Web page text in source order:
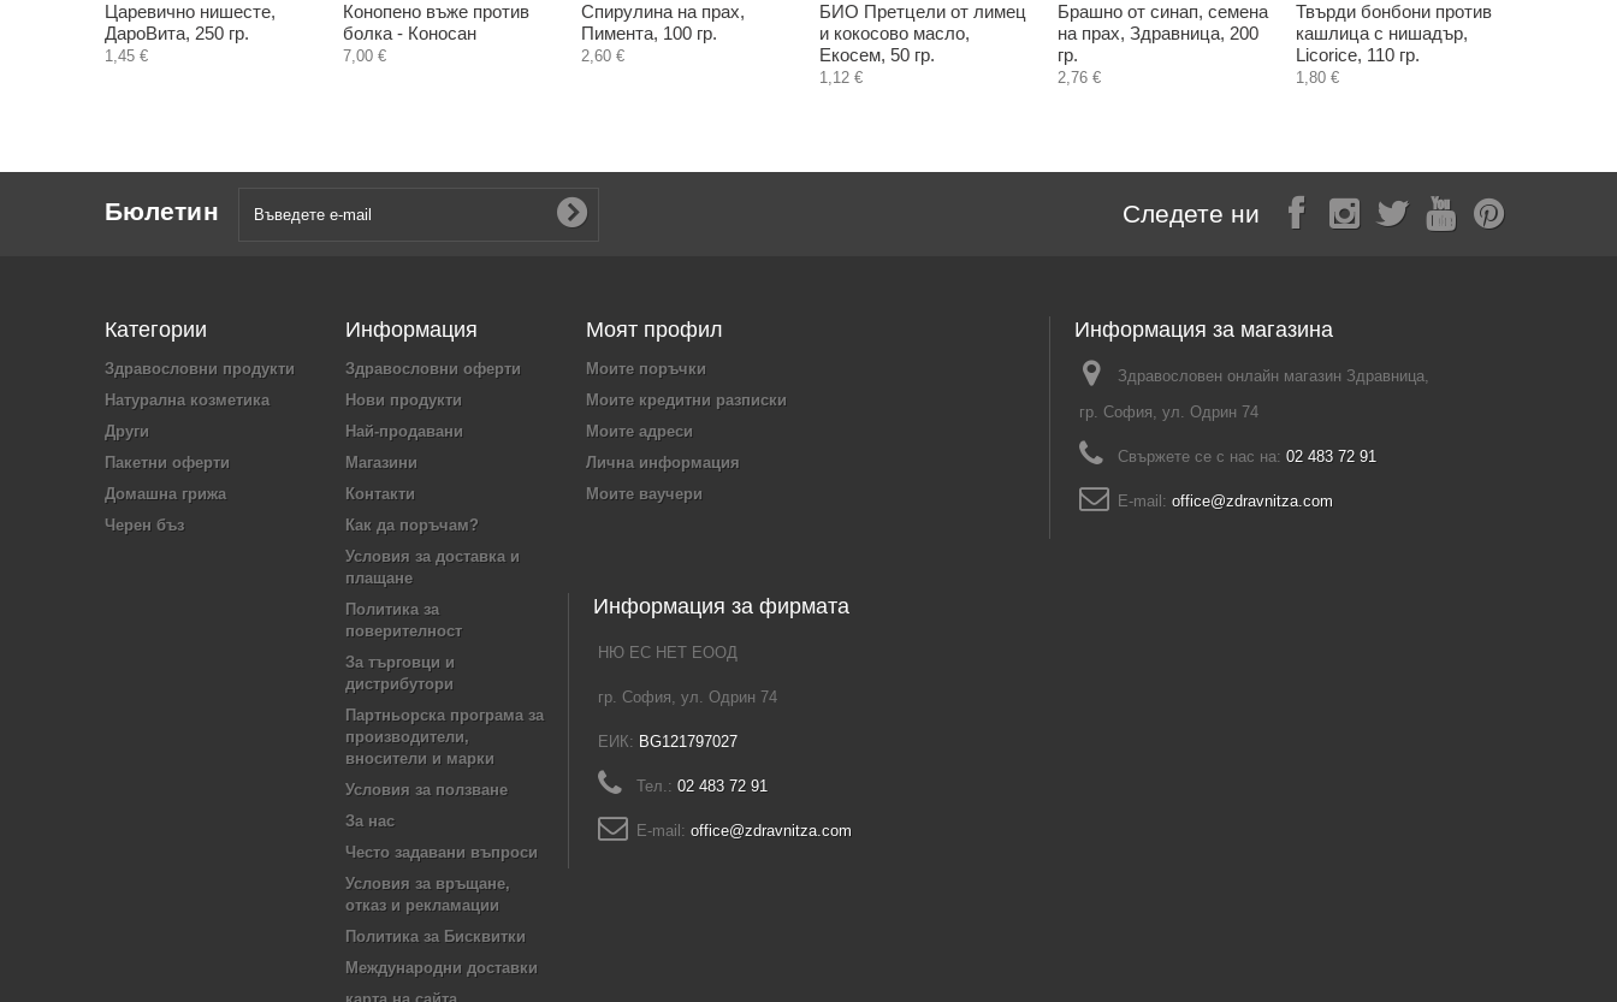
Царевично нишесте,
ДароВита, 250 гр.
1,45 €
Конопено въже против
болка - Коносан
7,00 €
Спирулина на прах,
Пимента, 100 гр.
2,60 €
БИО Претцели от лимец
и кокосово масло,
Екосем, 50 гр.
1,12 €
Брашно от синап, семена
на прах, Здравница, 200
гр.
2,76 €
Твърди бонбони против
кашлица с нишадър,
Licorice, 110 гр.
1,80 €
Бюлетин Следете ни
Категории
Здравословни продукти
Натурална козметика
Други
Пакетни оферти
Домашна грижа
Черен бъз
Информация
Здравословни оферти
Нови продукти
Най-продавани
Магазини
Контакти
Как да поръчам?
Условия за доставка и
плащане
Политика за
поверителност
За търговци и
дистрибутори
Партньорска програма за
производители,
вносители и марки
Условия за ползване
За нас
Често задавани въпроси
Условия за връщане,
отказ и рекламации
Политика за Бисквитки
Международни доставки
Моят профил
Моите поръчки
Моите кредитни разписки
Моите адреси
Лична информация
Моите ваучери
Информация за магазина
Здравословен онлайн магазин Здравница,
гр. София, ул. Одрин 74
Свържете се с нас на: 02 483 72 91
E-mail: office@zdravnitza.com
Информация за фирмата
НЮ ЕС НЕТ ЕООД
гр. София, ул. Одрин 74
ЕИК: BG121797027
Тел.: 02 483 72 91
E-mail: office@zdravnitza.com